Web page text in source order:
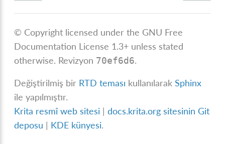
© Copyright licensed under the GNU Free
Documentation License 1.3+ unless stated
otherwise. Revizyon 70ef6d6.
Değiştirilmiş bir RTD teması kullanılarakSphinx
ile yapılmıştır.
Krita resmî web sitesi |docs.krita.org sitesinin Git
deposu | KDE künyesi.